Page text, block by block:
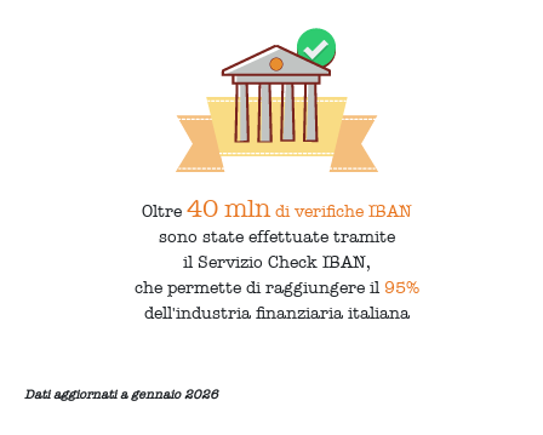
Oltre 40 mlndi verifiche IBAN
sono state effettuate tramite
il Servizio Check IBAN,
che permette di raggiungere il 95%
dell'industria finanziaria italiana
Dati aggiornati a gennaio 2026